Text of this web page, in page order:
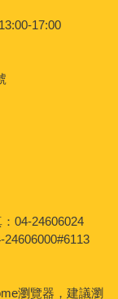
17:00
04-24606024
24606000#6113
瀏覽器，建議瀏